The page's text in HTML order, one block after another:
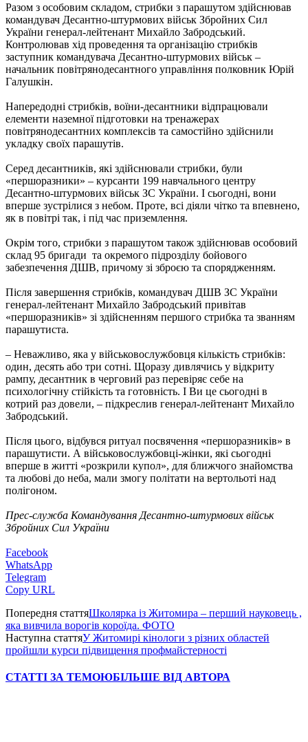
Разом з особовим складом, стрибки з парашутом здійснював
командувач Десантно-штурмових військ Збройних Сил
України генерал-лейтенант Михайло Забродський.
Контролював хід проведення та організацію стрибків
заступник командувача Десантно-штурмових військ –
начальник повітрянодесантного управління полковник Юрій
Галушкін.
Напередодні стрибків, воїни-десантники відпрацювали
елементи наземної підготовки на тренажерах
повітрянодесантних комплексів та самостійно здійснили
укладку своїх парашутів.
Серед десантників, які здійснювали стрибки, були
«першоразники» – курсанти 199 навчального центру
Десантно-штурмових військ ЗС України. І сьогодні, вони
вперше зустрілися з небом. Проте, всі діяли чітко та впевнено,
як в повітрі так, і під час приземлення.
Окрім того, стрибки з парашутом також здійснював особовий
склад 95 бригади та окремого підрозділу бойового
забезпечення ДШВ, причому зі зброєю та спорядженням.
Після завершення стрибків, командувач ДШВ ЗС України
генерал-лейтенант Михайло Забродський привітав
«першоразників» зі здійсненням першого стрибка та званням
парашутиста.
– Неважливо, яка у військовослужбовця кількість стрибків:
один, десять або три сотні. Щоразу дивлячись у відкриту
рампу, десантник в черговий раз перевіряє себе на
психологічну стійкість та готовність. І Ви це сьогодні в
котрий раз довели, – підкреслив генерал-лейтенант Михайло
Забродський.
Після цього, відбувся ритуал посвячення «першоразників» в
парашутисти. А військовослужбовці-жінки, які сьогодні
вперше в житті «розкрили купол», для ближчого знайомства
та любові до неба, мали змогу політати на вертольоті над
полігоном.
Прес-служба Командування Десантно-штурмових військ
Збройних Сил України
Facebook
WhatsApp
Telegram
Copy URL
Попередня статтяШколярка із Житомира – перший науковець ,
яка вивчила ворогів короїда. ФОТО
Наступна статтяУ Житомирі кінологи з різних областей
пройшли курси підвищення профмайстерності
СТАТТІ ЗА ТЕМОЮБІЛЬШЕ ВІД АВТОРА